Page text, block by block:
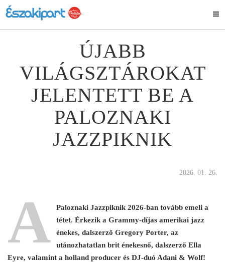
ÚJABB
VILÁGSZTÁROKAT
JELENTETT BE A
PALOZNAKI
JAZZPIKNIK
2026. 01. 26.
A
Paloznaki Jazzpiknik 2026-ban tovább emeli a
tétet. Érkezik a Grammy-díjas amerikai jazz
énekes, dalszerző Gregory Porter, az
utánozhatatlan brit énekesnő, dalszerző Ella
Eyre, valamint a holland producer és DJ-duó Adani & Wolf!